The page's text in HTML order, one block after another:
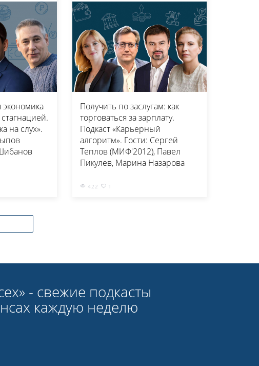
экономика
на слух».
Получить по заслугам: как
торговаться за зарплату.
Подкаст «Карьерный
алгоритм». Гости: Сергей
Теплов (МИФ'2012), Павел
Пикулев, Марина Назарова
422 1
- свежие подкасты
каждую неделю